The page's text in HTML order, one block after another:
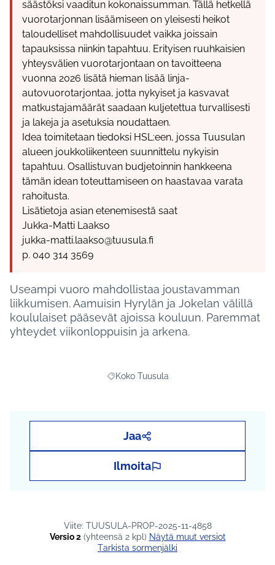
säästöksi vaaditun kokonaissumman. Tällä hetkellä
vuorotarjonnan lisäämiseen on yleisesti heikot
taloudelliset mahdollisuudet vaikka joissain
tapauksissa niinkin tapahtuu. Erityisen ruuhkaisien
yhteysvälien vuorotarjontaan on tavoitteena
vuonna 2026 lisätä hieman lisää linja-
autovuorotarjontaa, jotta nykyiset ja kasvavat
matkustajamäärät saadaan kuljetettua turvallisesti
ja lakeja ja asetuksia noudattaen.
Idea toimitetaan tiedoksi HSL:een, jossa Tuusulan
alueen joukkoliikenteen suunnittelu nykyisin
tapahtuu. Osallistuvan budjetoinnin hankkeena
tämän idean toteuttamiseen on haastavaa varata
rahoitusta.
Lisätietoja asian etenemisestä saat
Jukka-Matti Laakso
jukka-matti.laakso@tuusula.fi
p. 040 314 3569
Useampi vuoro mahdollistaa joustavamman
liikkumisen. Aamuisin Hyrylän ja Jokelan välillä
koululaiset pääsevät ajoissa kouluun. Paremmat
yhteydet viikonloppuisin ja arkena.
Rajaa tulokset teeman mukaan: Koko
Koko Tuusula
Jaa
Ilmoita
Viite: TUUSULA-PROP-2025-11-4858
Versio 2(yhteensä 2 kpl)
näytä muut versiot
Tarkista sormenjälki